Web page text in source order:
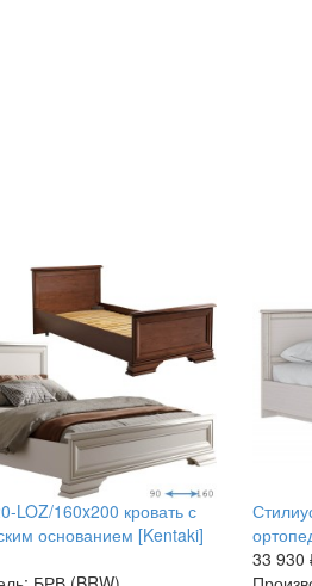
LOZ/160x200 кровать с
основанием [Kentaki]
33 930